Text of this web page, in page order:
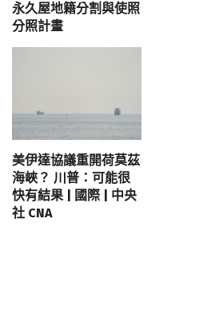
永久屋地籍分割與使照
分照計畫
美伊達協議重開荷莫茲
海峽？ 川普：可能很
快有結果 | 國際 | 中央
社 CNA